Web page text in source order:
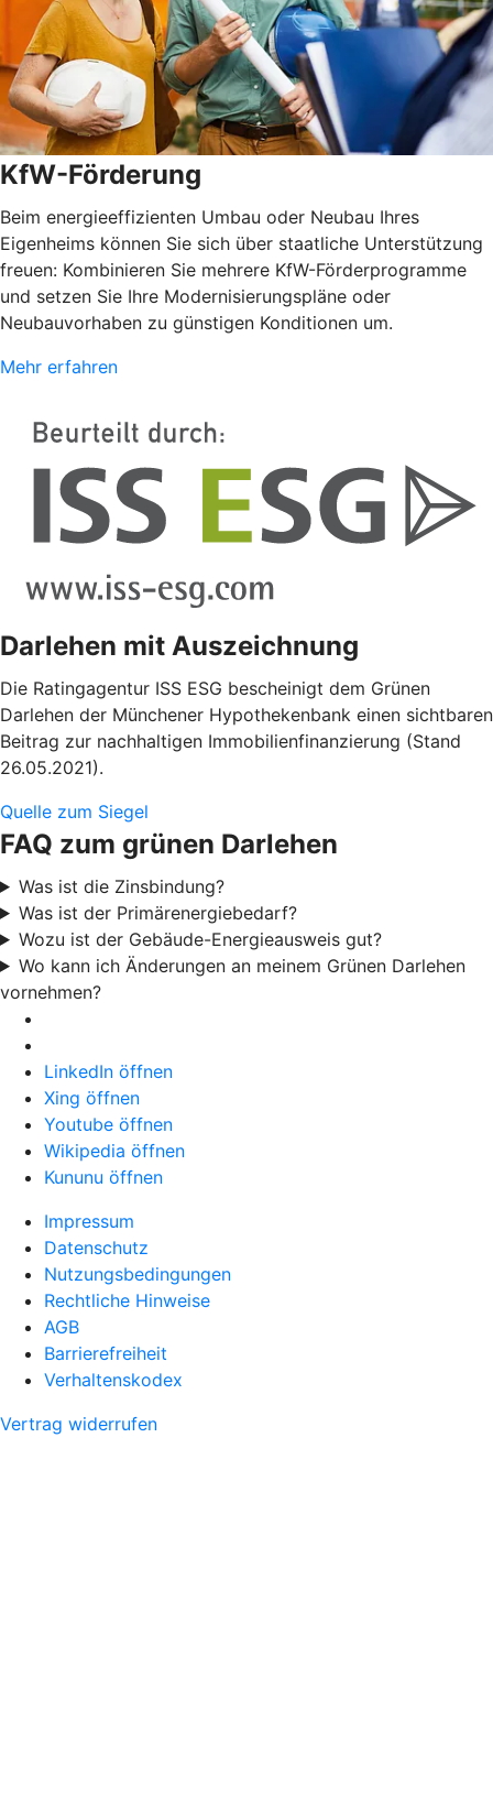
KfW-Förderung
Beim energieeffizienten Umbau oder Neubau Ihres
Eigenheims können Sie sich über staatliche Unterstützung
freuen: Kombinieren Sie mehrere KfW-Förderprogramme
und setzen Sie Ihre Modernisierungspläne oder
Neubauvorhaben zu günstigen Konditionen um.
Mehr erfahren
Darlehen mit Auszeichnung
Die Ratingagentur ISS ESG bescheinigt dem Grünen
Darlehen der Münchener Hypothekenbank einen sichtbaren
Beitrag zur nachhaltigen Immobilienfinanzierung (Stand
26.05.2021).
Quelle zum Siegel
FAQ zum grünen Darlehen
Was ist die Zinsbindung?
Was ist der Primärenergiebedarf?
Wozu ist der Gebäude-Energieausweis gut?
Wo kann ich Änderungen an meinem Grünen Darlehen
vornehmen?
LinkedIn öffnen
Xing öffnen
Youtube öffnen
Wikipedia öffnen
Kununu öffnen
Impressum
Datenschutz
Nutzungsbedingungen
Rechtliche Hinweise
AGB
Barrierefreiheit
Verhaltenskodex
Vertrag widerrufen